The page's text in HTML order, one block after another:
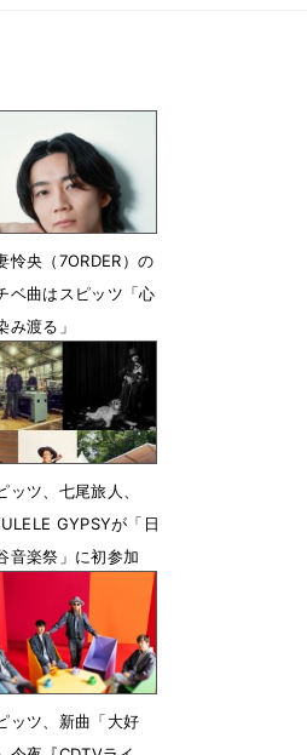
怜央（7ORDER）の
ベ曲はスピッツ「心
み渡る」
5月28日 12時02分
ッツ、七尾旅人、
GYPSYが「日
音楽祭」に初参加
ッツ、新曲「大好